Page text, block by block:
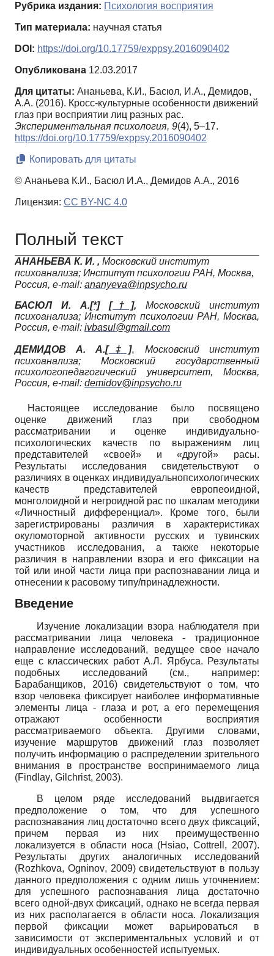
Рубрика издания: Психология восприятия
Тип материала: научная статья
DOI: https://doi.org/10.17759/exppsy.2016090402
Опубликована 12.03.2017
Для цитаты: Ананьева, К.И., Басюл, И.А., Демидов,
А.А. (2016). Кросс-культурные особенности движений
глаз при восприятии лиц разных рас.
Экспериментальная психология, 9(4), 5–17.
https://doi.org/10.17759/exppsy.2016090402
Копировать для цитаты
© Ананьева К.И., Басюл И.А., Демидов А.А., 2016
Лицензия: CC BY-NC 4.0
Полный текст
АНАНЬЕВА К. И. , Московский институт
психоанализа; Институт психологии РАН, Москва,
Россия, e-mail: ananyeva@inpsycho.ru
БАСЮЛ И. А.[*] [†], Московский институт
психоанализа; Институт психологии РАН, Москва,
Россия, e-mail: ivbasul@gmail.com
ДЕМИДОВ А. А.[‡], Московский институт
психоанализа; Московский государственный
психолого­педагогический университет, Москва,
Россия, e-mail: demidov@inpsycho.ru
Настоящее исследование было посвящено
оценке движений глаз при свободном
рассматривании и оценке индивидуально-
психологических качеств по выражениям лиц
представителей «своей» и «другой» расы.
Результаты исследования свидетельствуют о
различиях в оценках индивидуально­психологических
качеств представителей европеоидной,
монголоидной и негроидной рас по шкалам методики
«Личностный дифференциал». Кроме того, были
зарегистрированы различия в характеристиках
окуломоторной активности русских и тувинских
участников исследования, а также некоторые
различия в направлении взора и его фиксации на
той или иной части лица при распознавании лица и
отнесении к расовому типу/принадлежности.
Введение
Изучение локализации взора наблюдателя при
рассматривании лица человека - традиционное
направление исследований, ведущее свое начало
еще с классических работ А.Л. Ярбуса. Результаты
подобных исследований (см., например:
Барабанщиков, 2016) свидетельствуют о том, что
взор человека фиксирует наиболее информативные
элементы лица - глаза и рот, а его перемещения
отражают особенности восприятия
рассматриваемого объекта. Другими словами,
изучение маршрутов движений глаз позволяет
получить информацию о распределении зрительного
внимания в пространстве воспринимаемого лица
(Findlay, Gilchrist, 2003).
В целом ряде исследований выдвигается
предположение о том, что для успешного
распознавания лиц достаточно всего двух фиксаций,
причем первая из них преимущественно
локализуется в области носа (Hsiao,Cottrell ,2007).
Результаты других аналогичных исследований
(Rozhkova, Ogninov, 2009) свидетельствуют в пользу
данного предположения с одним лишь уточнением:
для успешного распознавания лица достаточно
всего одной-двух фиксаций, однако не всегда первая
из них располагается в области носа. Локализация
первой фиксации может варьироваться в
зависимости от экспериментальных условий и от
индивидуальных особенностей испытуемых.